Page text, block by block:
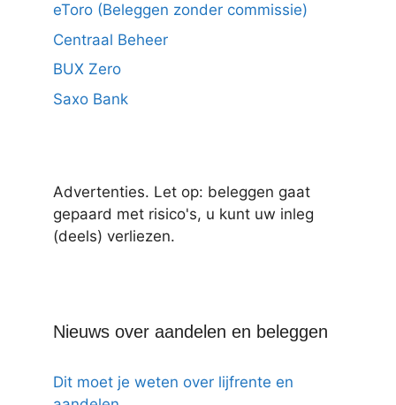
eToro (Beleggen zonder commissie)
Centraal Beheer
BUX Zero
Saxo Bank
Advertenties. Let op: beleggen gaat
gepaard met risico's, u kunt uw inleg
(deels) verliezen.
Nieuws over aandelen en beleggen
Dit moet je weten over lijfrente en